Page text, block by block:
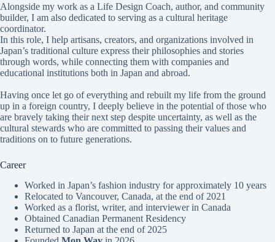
Alongside my work as a Life Design Coach, author, and community
builder, I am also dedicated to serving as a cultural heritage
coordinator.
In this role, I help artisans, creators, and organizations involved in
Japan’s traditional culture express their philosophies and stories
through words, while connecting them with companies and
educational institutions both in Japan and abroad.
Having once let go of everything and rebuilt my life from the ground
up in a foreign country, I deeply believe in the potential of those who
are bravely taking their next step despite uncertainty, as well as the
cultural stewards who are committed to passing their values and
traditions on to future generations.
Career
Worked in Japan’s fashion industry for approximately 10 years
Relocated to Vancouver, Canada, at the end of 2021
Worked as a florist, writer, and interviewer in Canada
Obtained Canadian Permanent Residency
Returned to Japan at the end of 2025